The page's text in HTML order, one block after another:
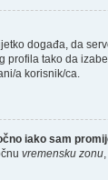
događa, da
profila tako da
a korisnik/ca.
iako sam
vremensku zonu